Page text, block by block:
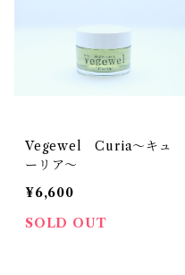
Vegewel Curia～キュ
ーリア～
¥6,600
SOLD OUT